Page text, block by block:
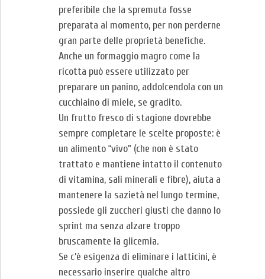
preferibile che la spremuta fosse
preparata al momento, per non perderne
gran parte delle proprietà benefiche.
Anche un formaggio magro come la
ricotta può essere utilizzato per
preparare un panino, addolcendola con un
cucchiaino di miele, se gradito.
Un frutto fresco di stagione dovrebbe
sempre completare le scelte proposte: è
un alimento “vivo” (che non è stato
trattato e mantiene intatto il contenuto
di vitamina, sali minerali e fibre), aiuta a
mantenere la sazietà nel lungo termine,
possiede gli zuccheri giusti che danno lo
sprint ma senza alzare troppo
bruscamente la glicemia.
Se c’è esigenza di eliminare i latticini, è
necessario inserire qualche altro